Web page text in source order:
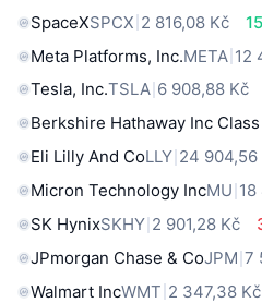
SpaceXSPCX 2 816,08 Kč
Meta Platforms, Inc.META 12
Tesla, Inc.TSLA 6 908,88 Kč
Berkshire Hathaway Inc Class
Eli Lilly And CoLLY 24 904,56
Micron Technology IncMU
SK HynixSKHY 2 901,28 Kč
JPmorgan Chase & CoJPM 7
Walmart IncWMT 2 347,38 Kč